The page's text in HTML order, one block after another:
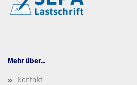
Mehr über...
Kontakt